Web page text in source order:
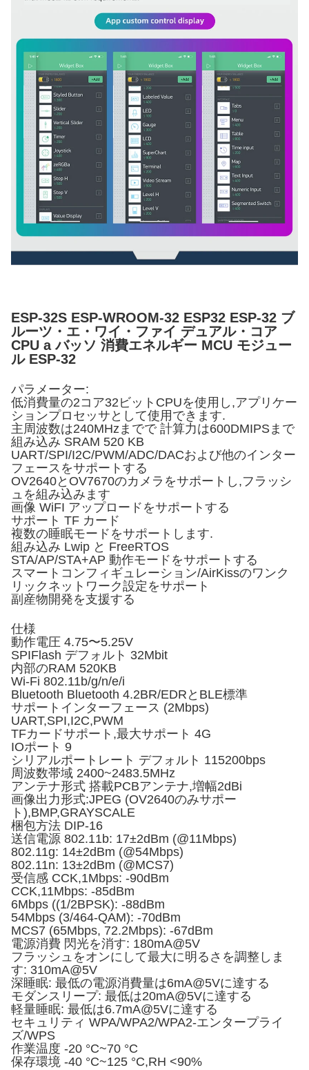
ESP-32S ESP-WROOM-32 ESP32 ESP-32 ブ
ルーツ・エ・ワイ・ファイ デュアル・コア
CPU a バッソ 消費エネルギー MCU モジュー
ル ESP-32
パラメーター:
低消費量の2コア32ビットCPUを使用し,アプリケー
ションプロセッサとして使用できます.
主周波数は240MHzまでで 計算力は600DMIPSまで
組み込み SRAM 520 KB
UART/SPI/I2C/PWM/ADC/DACおよび他のインター
フェースをサポートする
OV2640とOV7670のカメラをサポートし,フラッシ
ュを組み込みます
画像 WiFI アップロードをサポートする
サポート TF カード
複数の睡眠モードをサポートします.
組み込み Lwip と FreeRTOS
STA/AP/STA+AP 動作モードをサポートする
スマートコンフィギュレーション/AirKissのワンク
リックネットワーク設定をサポート
副産物開発を支援する
仕様
動作電圧 4.75〜5.25V
SPIFlash デフォルト 32Mbit
内部のRAM 520KB
Wi-Fi 802.11b/g/n/e/i
Bluetooth Bluetooth 4.2BR/EDRとBLE標準
サポートインターフェース (2Mbps)
UART,SPI,I2C,PWM
TFカードサポート,最大サポート 4G
IOポート 9
シリアルポートレート デフォルト 115200bps
周波数帯域 2400~2483.5MHz
アンテナ形式 搭載PCBアンテナ,増幅2dBi
画像出力形式:JPEG (OV2640のみサポー
ト),BMP,GRAYSCALE
梱包方法 DIP-16
送信電源 802.11b: 17±2dBm (@11Mbps)
802.11g: 14±2dBm (@54Mbps)
802.11n: 13±2dBm (@MCS7)
受信感 CCK,1Mbps: -90dBm
CCK,11Mbps: -85dBm
6Mbps ((1/2BPSK): -88dBm
54Mbps (3/464-QAM): -70dBm
MCS7 (65Mbps, 72.2Mbps): -67dBm
電源消費 閃光を消す: 180mA@5V
フラッシュをオンにして最大に明るさを調整しま
す: 310mA@5V
深睡眠: 最低の電源消費量は6mA@5Vに達する
モダンスリープ: 最低は20mA@5Vに達する
軽量睡眠: 最低は6.7mA@5Vに達する
セキュリティ WPA/WPA2/WPA2-エンタープライ
ズ/WPS
作業温度 -20 °C~70 °C
保存環境 -40 °C~125 °C,RH <90%